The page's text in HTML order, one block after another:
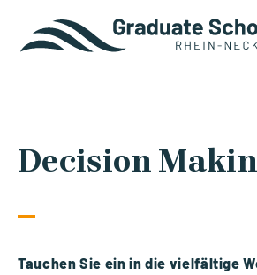
Decision
Tauchen Sie ein in die vielfältige